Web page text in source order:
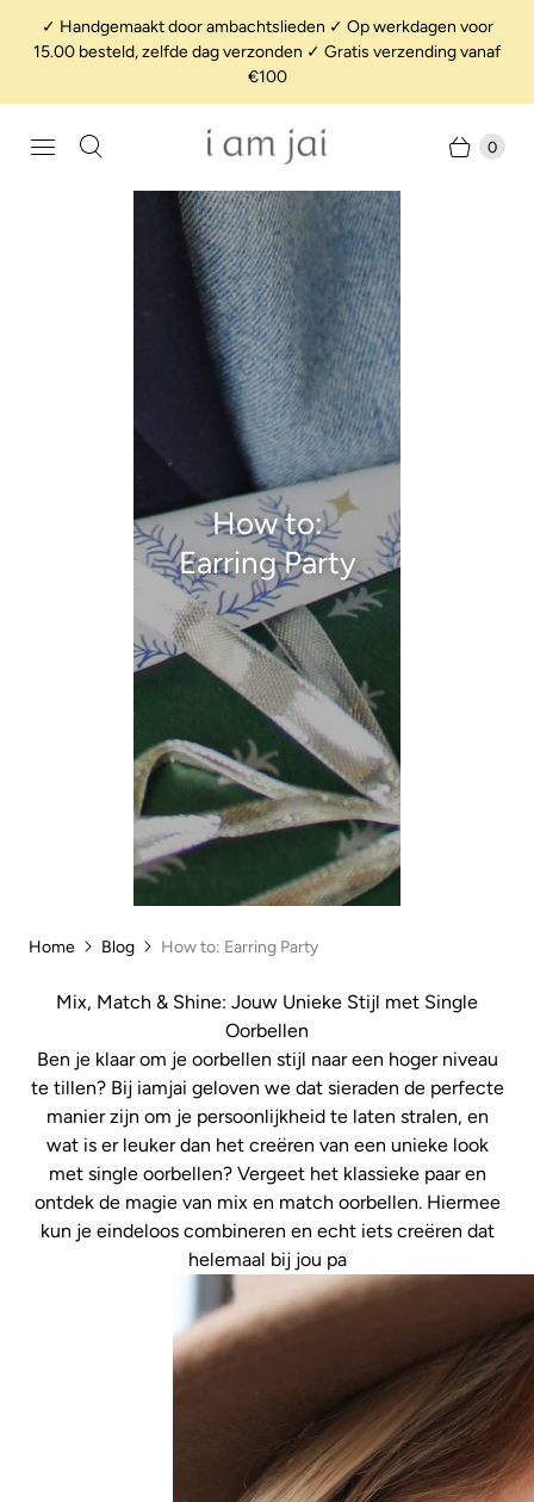
✓ Handgemaakt door ambachtslieden ✓ Op werkdagen voor
15.00 besteld, zelfde dag verzonden ✓ Gratis verzending vanaf
€100
0
How to:
Earring Party
Home Blog How to: Earring Party
Mix, Match & Shine: Jouw Unieke Stijl met Single
Oorbellen
Ben je klaar om je oorbellen stijl naar een hoger niveau
te tillen? Bij iamjai geloven we dat sieraden de perfecte
manier zijn om je persoonlijkheid te laten stralen, en
wat is er leuker dan het creëren van een unieke look
met single oorbellen? Vergeet het klassieke paar en
ontdek de magie van mix en match oorbellen. Hiermee
kun je eindeloos combineren en echt iets creëren dat
helemaal bij jou pa